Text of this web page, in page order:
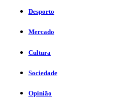
Desporto
Mercado
Cultura
Sociedade
Opinião